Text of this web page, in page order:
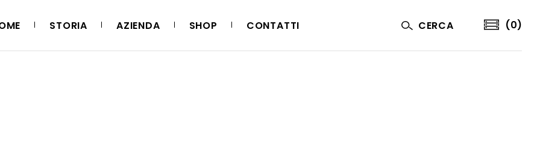
STORIA AZIENDA SHOP CONTATTI CERCA (0)